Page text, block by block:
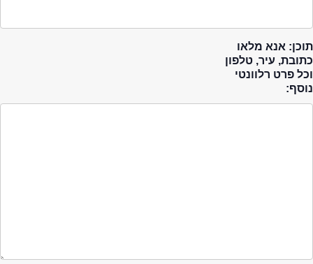
תוכן: אנא מלאו
כתובת, עיר, טלפון
וכל פרט רלוונטי
נוסף: